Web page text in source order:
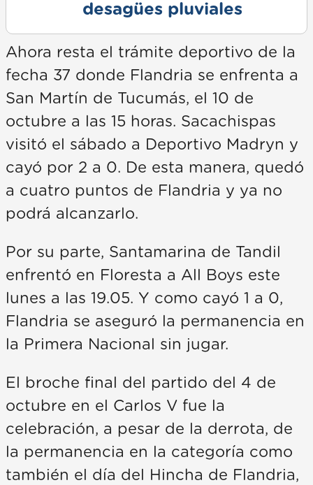
desagües pluviales
Ahora resta el trámite deportivo de la
fecha 37 donde Flandria se enfrenta a
San Martín de Tucumás, el 10 de
octubre a las 15 horas. Sacachispas
visitó el sábado a Deportivo Madryn y
cayó por 2 a 0. De esta manera, quedó
a cuatro puntos de Flandria y ya no
podrá alcanzarlo.
Por su parte, Santamarina de Tandil
enfrentó en Floresta a All Boys este
lunes a las 19.05. Y como cayó 1 a 0,
Flandria se aseguró la permanencia en
la Primera Nacional sin jugar.
El broche final del partido del 4 de
octubre en el Carlos V fue la
celebración, a pesar de la derrota, de
la permanencia en la categoría como
también el día del Hincha de Flandria,